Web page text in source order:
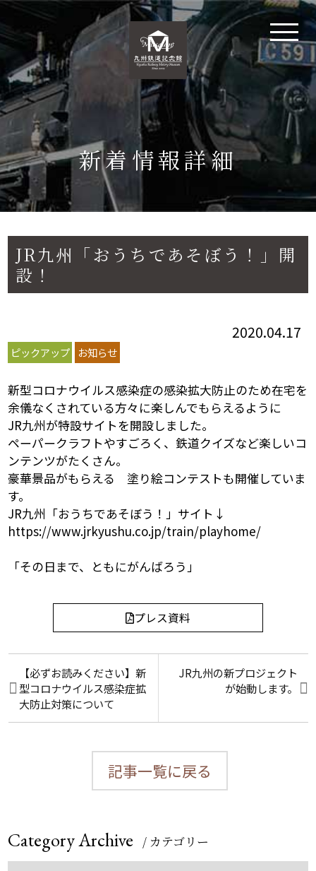
新着情報詳細
JR九州「おうちであそぼう！」開
設！
2020.04.17
ピックアップ お知らせ
新型コロナウイルス感染症の感染拡大防止のため在宅を
余儀なくされている方々に楽しんでもらえるように
JR九州が特設サイトを開設しました。
ペーパークラフトやすごろく、鉄道クイズなど楽しいコ
ンテンツがたくさん。
豪華景品がもらえる 塗り絵コンテストも開催していま
す。
JR九州「おうちであそぼう！」サイト↓
https://www.jrkyushu.co.jp/train/playhome/
「その日まで、ともにがんばろう」
プレス資料
【必ずお読みください】新
型コロナウイルス感染症拡
大防止対策について
JR九州の新プロジェクト
が始動します。
記事一覧に戻る
Category Archive / カテゴリー